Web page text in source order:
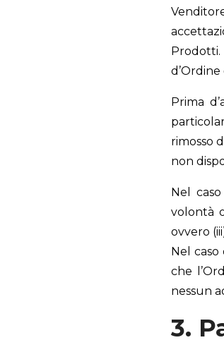
Prima
rimosso
non
Nel
volontà
ovvero
Nel
che
nessun
3.